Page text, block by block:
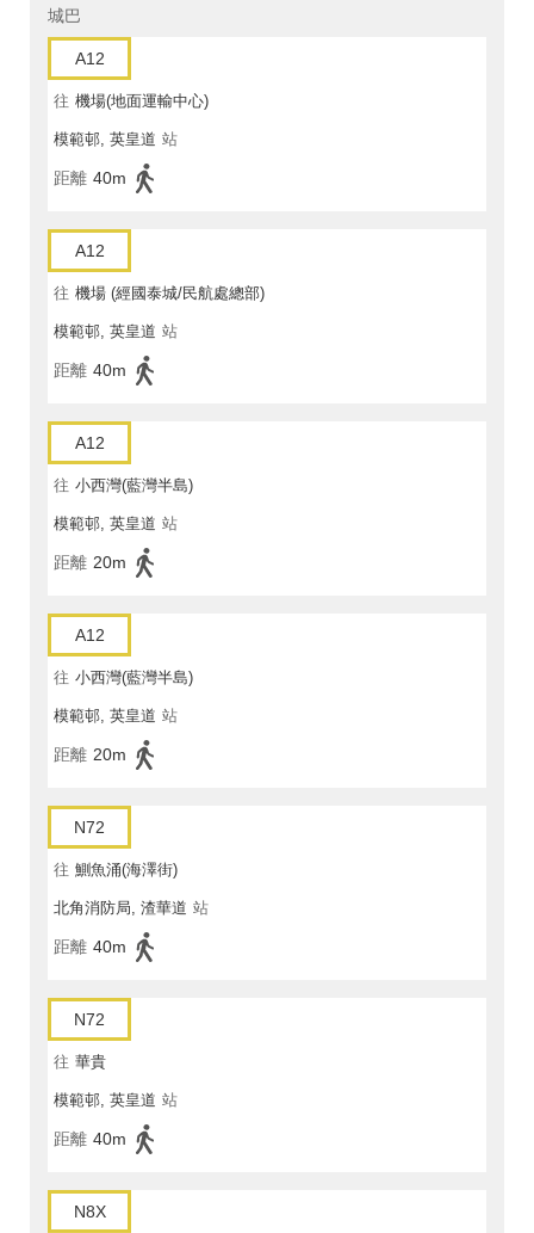
城巴
A12
往 機場(地面運輸中心)
模範邨, 英皇道 站
距離 40m
A12
往 機場 (經國泰城/民航處總部)
模範邨, 英皇道 站
距離 40m
A12
往 小西灣(藍灣半島)
模範邨, 英皇道 站
距離 20m
A12
往 小西灣(藍灣半島)
模範邨, 英皇道 站
距離 20m
N72
往 鰂魚涌(海澤街)
北角消防局, 渣華道 站
距離 40m
N72
往 華貴
模範邨, 英皇道 站
距離 40m
N8X